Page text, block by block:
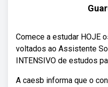
Comece a estudar HOJE
voltados ao Assistente
INTENSIVO de estudos
A caesb informa que o